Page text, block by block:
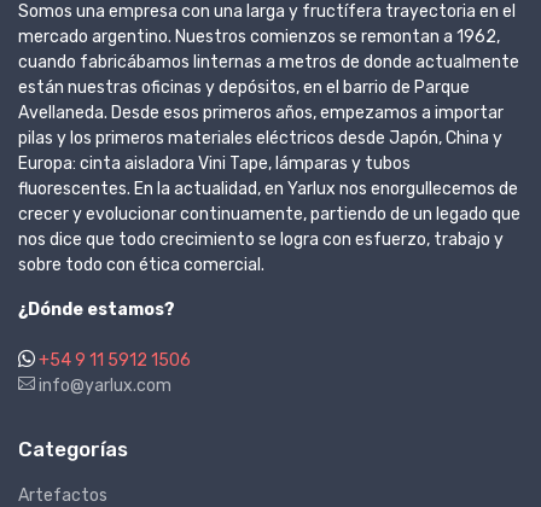
Somos una empresa con una larga y fructífera trayectoria en el
mercado argentino. Nuestros comienzos se remontan a 1962,
cuando fabricábamos linternas a metros de donde actualmente
están nuestras oficinas y depósitos, en el barrio de Parque
Avellaneda. Desde esos primeros años, empezamos a importar
pilas y los primeros materiales eléctricos desde Japón, China y
Europa: cinta aisladora Vini Tape, lámparas y tubos
fluorescentes. En la actualidad, en Yarlux nos enorgullecemos de
crecer y evolucionar continuamente, partiendo de un legado que
nos dice que todo crecimiento se logra con esfuerzo, trabajo y
sobre todo con ética comercial.
¿Dónde estamos?
+54 9 11 5912 1506
info@yarlux.com
Categorías
Artefactos